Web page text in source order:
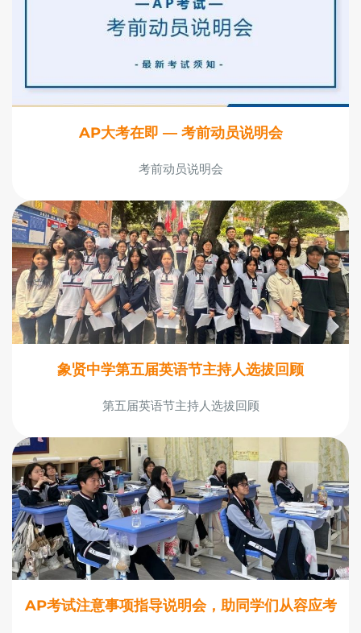
AP大考在即 — 考前动员说明会
考前动员说明会
象贤中学第五届英语节主持人选拔回顾
第五届英语节主持人选拔回顾
AP考试注意事项指导说明会，助同学们从容应考